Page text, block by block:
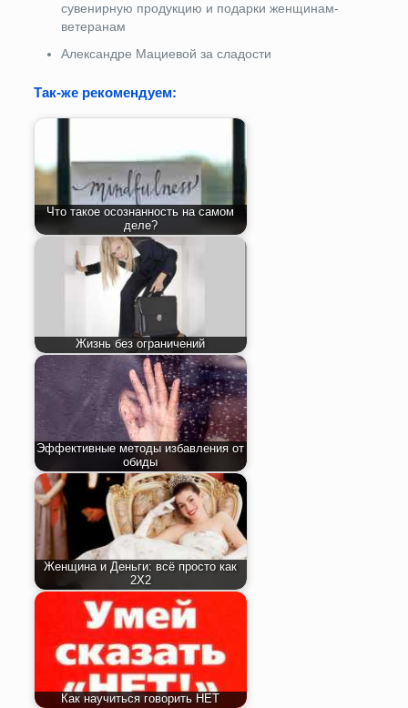
сувенирную продукцию и подарки женщинам-
ветеранам
Александре Мациевой за сладости
Так-же рекомендуем:
Что такое осознанность на самом
деле?
Жизнь без ограничений
Эффективные методы избавления от
обиды
Женщина и Деньги: всё просто как
2Х2
Как научиться говорить НЕТ